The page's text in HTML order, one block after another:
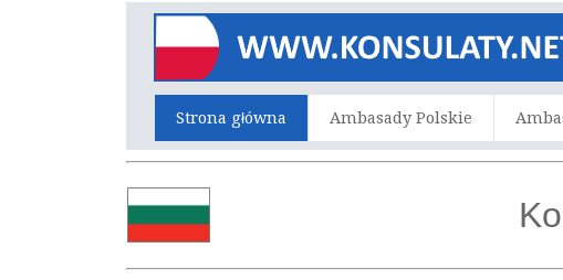
Strona główna Ambasady Polskie